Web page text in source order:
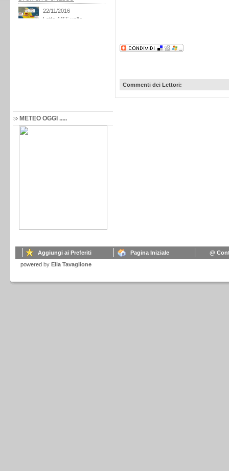
METEO OGGI .....
Commenti dei Lettori:
Aggiungi ai Preferiti Pagina Iniziale
@
powered by Elia Tavaglione